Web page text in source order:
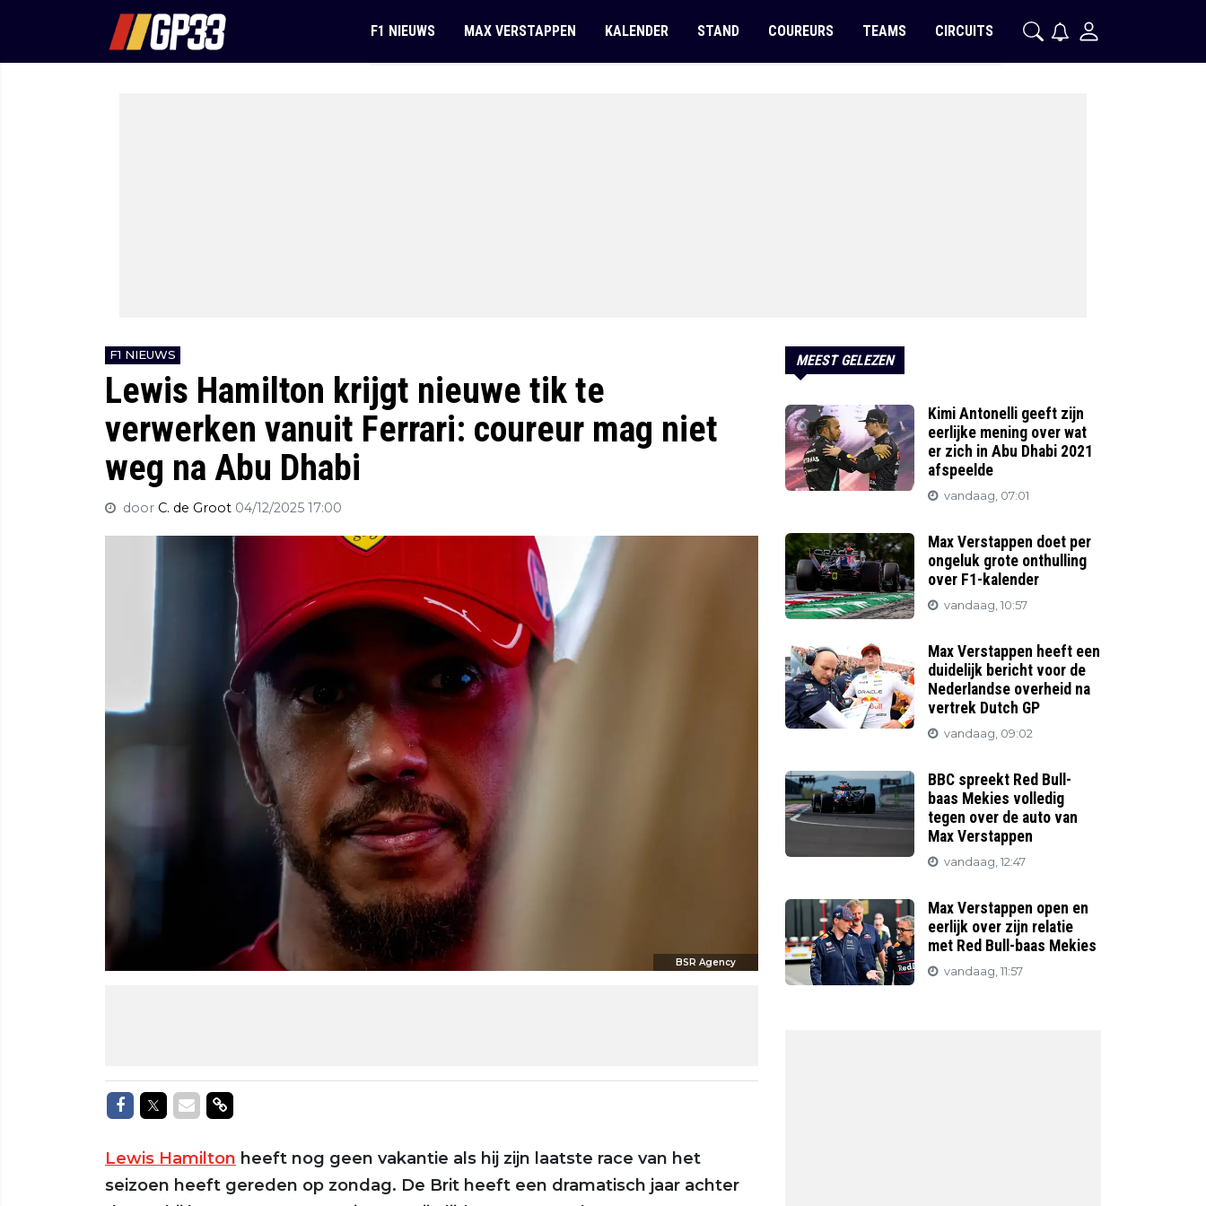
F1 NIEUWS MAX VERSTAPPEN KALENDER STAND COUREURS TEAMS CIRCUITS
F1 NIEUWS
Lewis Hamilton krijgt nieuwe tik te
verwerken vanuit Ferrari: coureur mag niet
weg na Abu Dhabi
door C. de Groot 04/12/2025 17:00
BSR Agency
Delen op Facebook
Delen op Twitter
Delen via Mail
Delen via link
Lewis Hamilton heeft nog geen vakantie als hij zijn laatste race van het
seizoen heeft gereden op zondag. De Brit heeft een dramatisch jaar achter
MEEST GELEZEN
Kimi Antonelli geeft zijn
eerlijke mening over wat
er zich in Abu Dhabi 2021
afspeelde
vandaag, 07:01
Max Verstappen doet per
ongeluk grote onthulling
over F1-kalender
vandaag, 10:57
Max Verstappen heeft een
duidelijk bericht voor de
Nederlandse overheid na
vertrek Dutch GP
vandaag, 09:02
BBC spreekt Red Bull-
baas Mekies volledig
tegen over de auto van
Max Verstappen
vandaag, 12:47
Max Verstappen open en
eerlijk over zijn relatie
met Red Bull-baas Mekies
vandaag, 11:57